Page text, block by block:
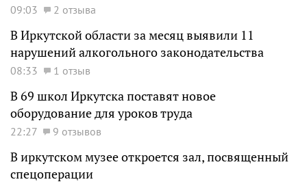
09:03 2 отзыва
В Иркутской области за месяц выявили 11
нарушений алкогольного законодательства
08:33 1 отзыв
В 69 школ Иркутска поставят новое
оборудование для уроков труда
22:27 9 отзывов
В иркутском музее откроется зал, посвященный
спецоперации